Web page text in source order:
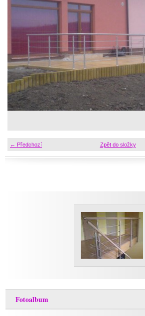
← Předchozí Zpět do složky
Fotoalbum